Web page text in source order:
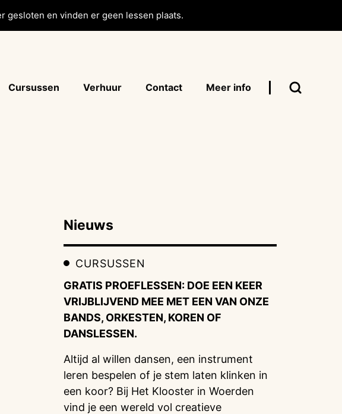
gesloten en vinden er geen lessen plaats.
Cursussen Verhuur Contact Meer info
Nieuws
CURSUSSEN
GRATIS PROEFLESSEN: DOE EEN KEER
VRIJBLIJVEND MEE MET EEN VAN ONZE
BANDS, ORKESTEN, KOREN OF
DANSLESSEN.
Altijd al willen dansen, een instrument
leren bespelen of je stem laten klinken in
een koor? Bij Het Klooster in Woerden
vind je een wereld vol creatieve